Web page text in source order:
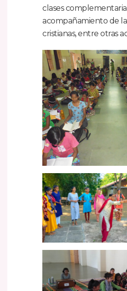
clases
acompañamiento de
cristianas, entre otras